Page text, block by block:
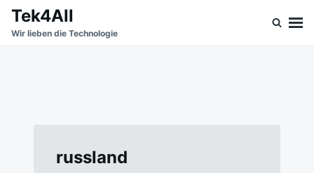
SkipSearch
for:
Tek4All
Wir lieben die Technologie
russland